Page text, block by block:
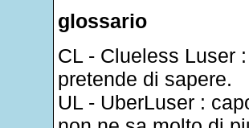
glossario
CL - Clueless Luser
pretende di sapere.
UL - UberLuser :